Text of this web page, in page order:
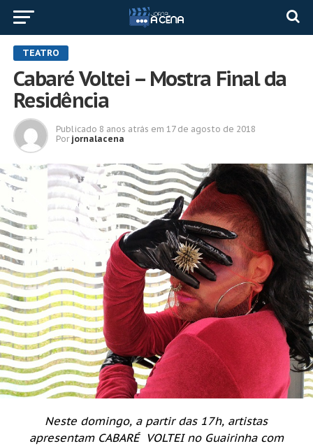
TEATRO
Cabaré Voltei – Mostra Final da
Residência
Publicado 8 anos atrás em 17 de agosto de 2018
Por jornalacena
Neste domingo, a partir das 17h, artistas
apresentam CABARÉ VOLTEI no Guairinha com